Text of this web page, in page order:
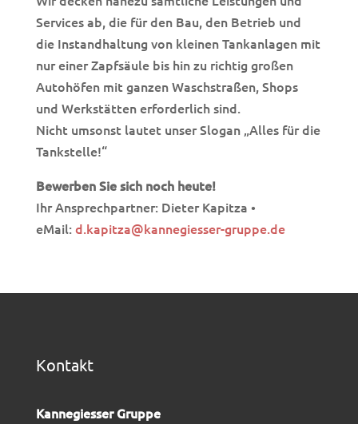
Services ab, die für den Bau, den Betrieb und
die Instandhaltung von kleinen Tankanlagen mit
nur einer Zapfsäule bis hin zu richtig großen
Autohöfen mit ganzen Waschstraßen, Shops
und Werkstätten erforderlich sind.
Nicht umsonst lautet unser Slogan „Alles für die
Tankstelle!“
Bewerben Sie sich noch heute!
Ihr Ansprechpartner: Dieter Kapitza •
eMail:d.kapitza@kannegiesser-gruppe.de
Kontakt
Kannegiesser Gruppe